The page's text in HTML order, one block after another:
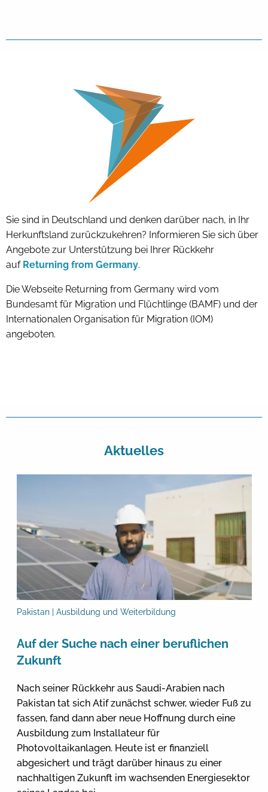
Sie sind in Deutschland und denken darüber nach, in Ihr
Herkunftsland zurückzukehren? Informieren Sie sich über
Angebote zur Unterstützung bei Ihrer Rückkehr
auf Returning from Germany.
Die Webseite Returning from Germany wird vom
Bundesamt für Migration und Flüchtlinge (BAMF) und der
Internationalen Organisation für Migration (IOM)
angeboten.
Aktuelles
Pakistan | Ausbildung und Weiterbildung
Auf der Suche nach einer beruflichen
Zukunft
Nach seiner Rückkehr aus Saudi-Arabien nach
Pakistan tat sich Atif zunächst schwer, wieder Fuß zu
fassen, fand dann aber neue Hoffnung durch eine
Ausbildung zum Installateur für
Photovoltaikanlagen. Heute ist er finanziell
abgesichert und trägt darüber hinaus zu einer
nachhaltigen Zukunft im wachsenden Energiesektor